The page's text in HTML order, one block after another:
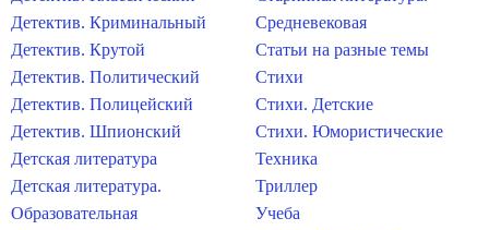
Детектив. Криминальный
Детектив. Крутой
Детектив. Политический
Детектив. Полицейский
Детектив. Шпионский
Детская литература
Детская литература.
Образовательная
Средневековая
Статьи на разные темы
Стихи
Стихи. Детские
Стихи. Юмористические
Техника
Триллер
Учеба